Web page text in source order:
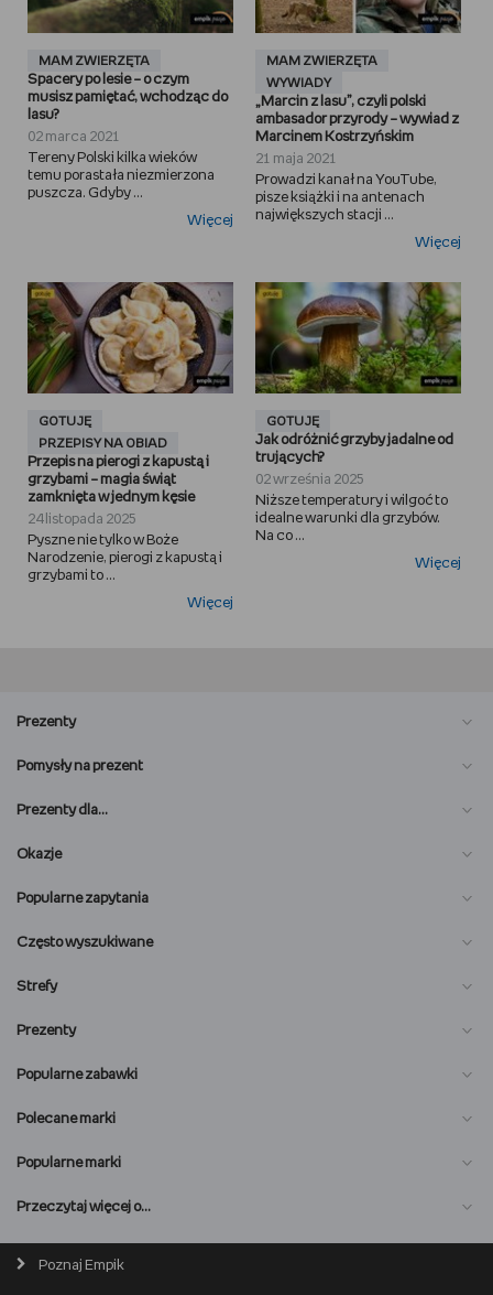
MAM ZWIERZĘTA
Spacery po lesie – o czym
musisz pamiętać, wchodząc do
lasu?
02 marca 2021
Tereny Polski kilka wieków
temu porastała niezmierzona
puszcza. Gdyby ...
Więcej
MAM ZWIERZĘTA
WYWIADY
„Marcin z lasu”, czyli polski
ambasador przyrody – wywiad z
Marcinem Kostrzyńskim
21 maja 2021
Prowadzi kanał na YouTube,
pisze książki i na antenach
największych stacji ...
Więcej
GOTUJĘ
PRZEPISY NA OBIAD
Przepis na pierogi z kapustą i
grzybami – magia świąt
zamknięta w jednym kęsie
24 listopada 2025
Pyszne nie tylko w Boże
Narodzenie, pierogi z kapustą i
grzybami to ...
Więcej
GOTUJĘ
Jak odróżnić grzyby jadalne od
trujących?
02 września 2025
Niższe temperatury i wilgoć to
idealne warunki dla grzybów.
Na co ...
Więcej
Prezenty
Pomysły na prezent
Prezenty dla…
Okazje
Popularne zapytania
Często wyszukiwane
Strefy
Prezenty
Popularne zabawki
Polecane marki
Popularne marki
Przeczytaj więcej o…
Poznaj Empik
O nas
Biuro prasowe